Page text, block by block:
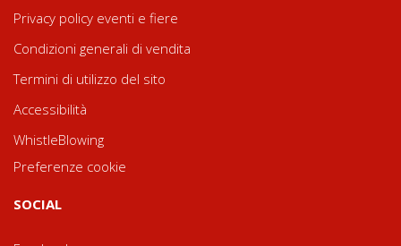
Privacy policy eventi e fiere
Condizioni generali di vendita
Termini di utilizzo del sito
Accessibilità
WhistleBlowing
Preferenze cookie
SOCIAL